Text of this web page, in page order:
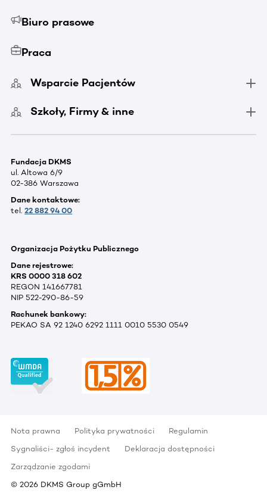
Biuro prasowe
Praca
Wsparcie Pacjentów
Szkoły, Firmy & inne
Fundacja DKMS
ul. Altowa 6/9
02-386 Warszawa
Dane kontaktowe:
tel. 22 882 94 00
Organizacja Pożytku Publicznego
Dane rejestrowe:
KRS 0000 318 602
REGON 141667781
NIP 522-290-86-59
Rachunek bankowy:
PEKAO SA 92 1240 6292 1111 0010 5530 0549
Nota prawna Polityka prywatności
Regulamin
Sygnaliści- zgłoś incydent
Deklaracja dostępności
Zarządzanie zgodami
© 2026 DKMS Group gGmbH